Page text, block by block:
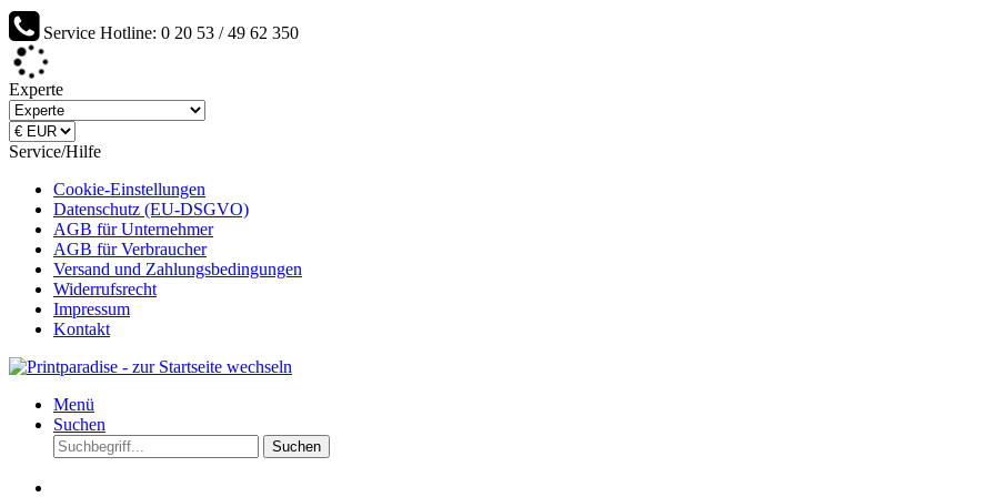
Service Hotline: 0 20 53 / 49 62 350
Experte
Service/Hilfe
Cookie-Einstellungen
Datenschutz (EU-DSGVO)
AGB für Unternehmer
AGB für Verbraucher
Versand und Zahlungsbedingungen
Widerrufsrecht
Impressum
Kontakt
Menü
Suchen
Suchen